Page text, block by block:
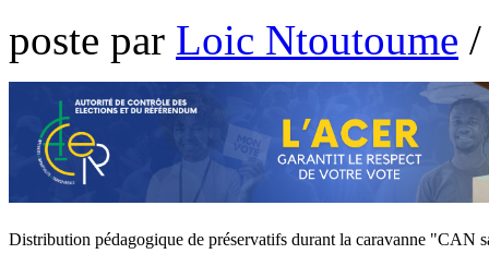
poste par Loic Ntoutoume
Distribution pédagogique de préservatifs durant la caravanne "CAN